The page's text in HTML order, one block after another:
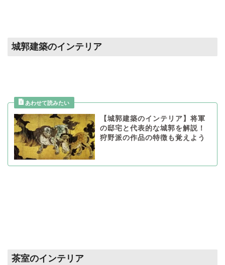
城郭建築のインテリア
【城郭建築のインテリア】将軍
の邸宅と代表的な城郭を解説！
狩野派の作品の特徴も覚えよう
茶室のインテリア